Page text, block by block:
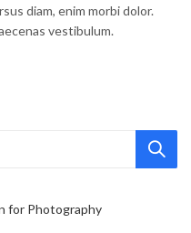
diam, enim morbi dolor.
vestibulum.
for Photography